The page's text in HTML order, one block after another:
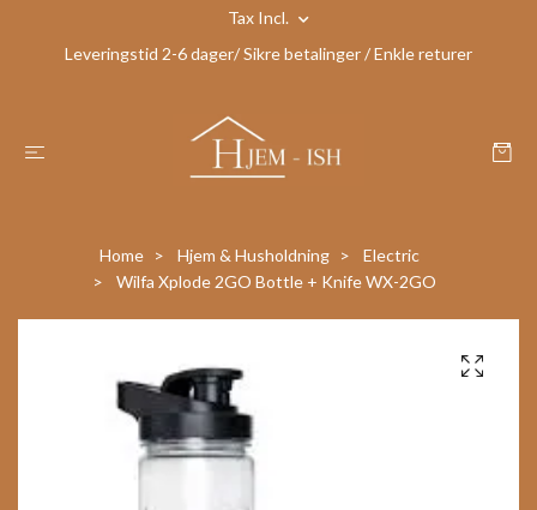
Tax Incl.
Leveringstid 2-6 dager/ Sikre betalinger / Enkle returer
Home Hjem & Husholdning
Electric
Wilfa Xplode 2GO Bottle + Knife WX-2GO